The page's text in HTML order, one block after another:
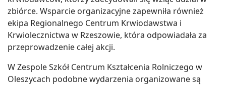
zbiórce. Wsparcie organizacyjne zapewniła również
ekipa Regionalnego Centrum Krwiodawstwa i
Krwiolecznictwa w Rzeszowie, która odpowiadała za
przeprowadzenie całej akcji.
W Zespole Szkół Centrum Kształcenia Rolniczego w
Oleszycach podobne wydarzenia organizowane są